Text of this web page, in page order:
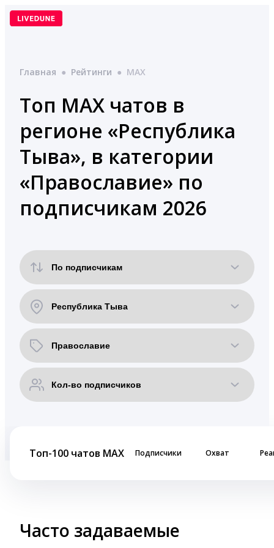
Перейти
Главная ● Рейтинги ● MAX
Топ MAX чатов в
регионе «Республика
Тыва», в категории
«Православие» по
подписчикам 2026
Топ-100 чатов MAX Подписчики Охват
Часто задаваемые